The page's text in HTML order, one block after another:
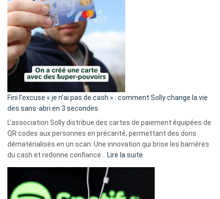
Fini l’excuse « je n’ai pas de cash » : comment Solly change la vie
des sans-abri en 3 secondes
L’association Solly distribue des cartes de paiement équipées de
QR codes aux personnes en précarité, permettant des dons
dématérialisés en un scan. Une innovation qui brise les barrières
du cash et redonne confiance…
Lire la suite